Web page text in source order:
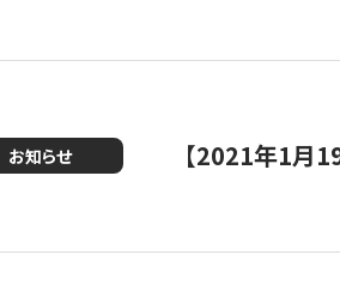
お知らせ 【2021年1月